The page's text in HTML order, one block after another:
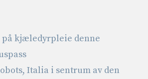
på kjæledyrpleie denne
Italia i sentrum av den